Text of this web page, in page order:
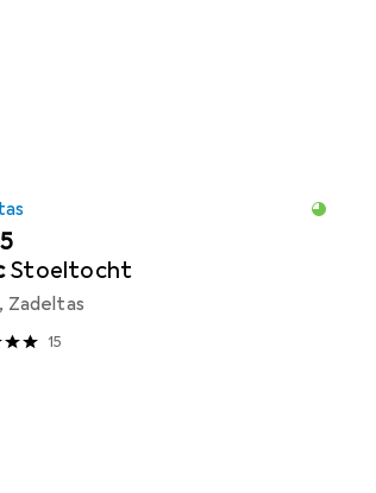
Stoeltocht
Zadeltas
15